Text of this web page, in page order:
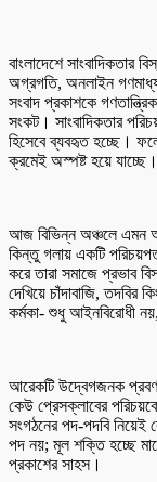
বাংলাদেশে সাংবাদিকতার
অগ্রগতি, অনলাইন
সংবাদ প্রকাশকে
সংকট। সাংবাদিকতার
হিসেবে ব্যবহৃত হচ্ছে। ফলে
ক্রমেই অস্পষ্ট হয়ে যাচ্ছে।
আজ বিভিন্ন অঞ্চলে এমন
কিন্তু গলায় একটি
করে তারা সমাজে প্রভাব
দেখিয়ে চাঁদাবাজি, তদবির
কর্মকা- শুধু আইনবিরোধী
আরেকটি উদ্বেগজনক
কেউ প্রেসক্লাবের
সংগঠনের পদ-পদবি
পদ নয়; মূল শক্তি হচ্ছে
প্রকাশের সাহস।